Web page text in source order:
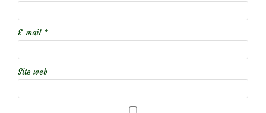
E-mail *
Site web